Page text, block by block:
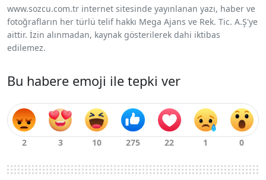
www.sozcu.com.tr internet sitesinde yayınlanan yazı, haber ve
fotoğrafların her türlü telif hakkı Mega Ajans ve Rek. Tic. A.Ş'ye
aittir. İzin alınmadan, kaynak gösterilerek dahi iktibas
edilemez.
Bu habere emoji ile tepki ver